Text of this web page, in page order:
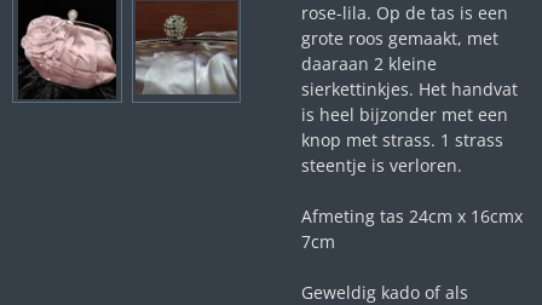
rose-lila. Op de tas is een
grote roos gemaakt, met
daaraan 2 kleine
sierkettinkjes. Het handvat
is heel bijzonder met een
knop met strass. 1 strass
steentje is verloren.
Afmeting tas 24cm x 16cmx
7cm
Geweldig kado of als